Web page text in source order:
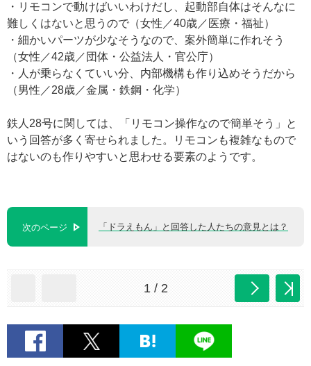
・リモコンで動けばいいわけだし、起動部自体はそんなに
難しくはないと思うので（女性／40歳／医療・福祉）
・細かいパーツが少なそうなので、案外簡単に作れそう
（女性／42歳／団体・公益法人・官公庁）
・人が乗らなくていい分、内部機構も作り込めそうだから
（男性／28歳／金属・鉄鋼・化学）
鉄人28号に関しては、「リモコン操作なので簡単そう」と
いう回答が多く寄せられました。リモコンも複雑なもので
はないのも作りやすいと思わせる要素のようです。
次のページ 「ドラえもん」と回答した人たちの意見とは？
1 / 2